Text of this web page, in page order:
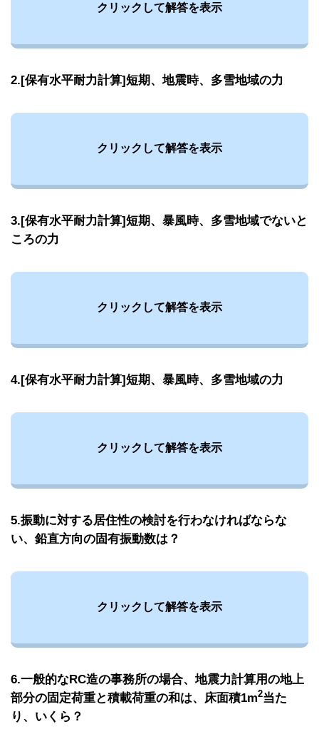
クリックして解答を表示
2.[保有水平耐力計算]短期、地震時、多雪地域の力
クリックして解答を表示
3.[保有水平耐力計算]短期、暴風時、多雪地域でないと
ころの力
クリックして解答を表示
4.[保有水平耐力計算]短期、暴風時、多雪地域の力
クリックして解答を表示
5.振動に対する居住性の検討を行わなければならな
い、鉛直方向の固有振動数は？
クリックして解答を表示
6.一般的なRC造の事務所の場合、地震力計算用の地上
部分の固定荷重と積載荷重の和は、床面積1m2当た
り、いくら？